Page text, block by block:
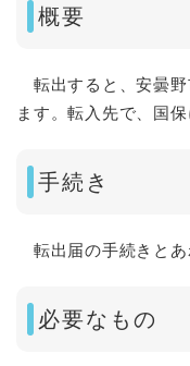
概要
転出すると、安曇野
ます。転入先で、国
手続き
転出届の手続きとあ
必要なもの